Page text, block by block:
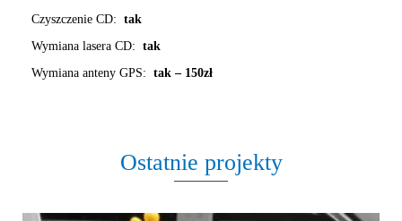
Czyszczenie CD: tak
Wymiana lasera CD: tak
Wymiana anteny GPS: tak – 150zł
Ostatnie projekty